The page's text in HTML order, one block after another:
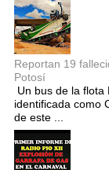
Reportan 19
Potosí
Un bus de la flota
identificada como
de este ...